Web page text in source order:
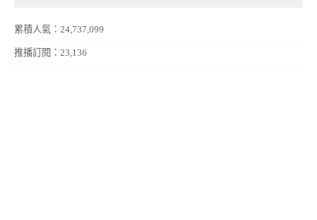
累積人氣：24,737,099
推播訂閱：23,136